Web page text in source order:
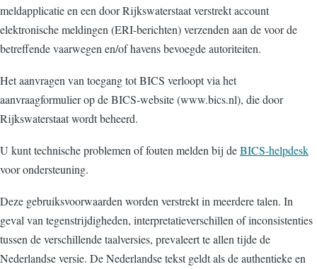
meldapplicatie en een door Rijkswaterstaat verstrekt account
elektronische meldingen (ERI-berichten) verzenden aan de voor de
betreffende vaarwegen en/of havens bevoegde autoriteiten.
Het aanvragen van toegang tot BICS verloopt via het
aanvraagformulier op de BICS-website (www.bics.nl), die door
Rijkswaterstaat wordt beheerd.
U kunt technische problemen of fouten melden bij deBICS-helpdesk
voor ondersteuning.
Deze gebruiksvoorwaarden worden verstrekt in meerdere talen. In
geval van tegenstrijdigheden, interpretatieverschillen of inconsistenties
tussen de verschillende taalversies, prevaleert te allen tijde de
Nederlandse versie. De Nederlandse tekst geldt als de authentieke en